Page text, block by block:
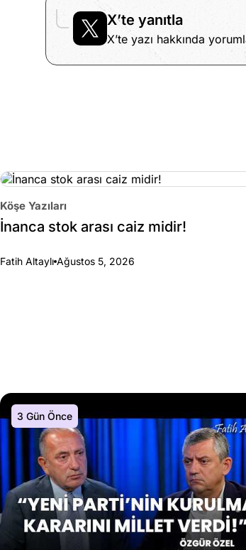
X’te yanıtla
X’te yazı hakkında
Köşe Yazıları
İnanca stok arası caiz midir!
Fatih Altaylı Ağustos 5, 2026
3 Gün Önce